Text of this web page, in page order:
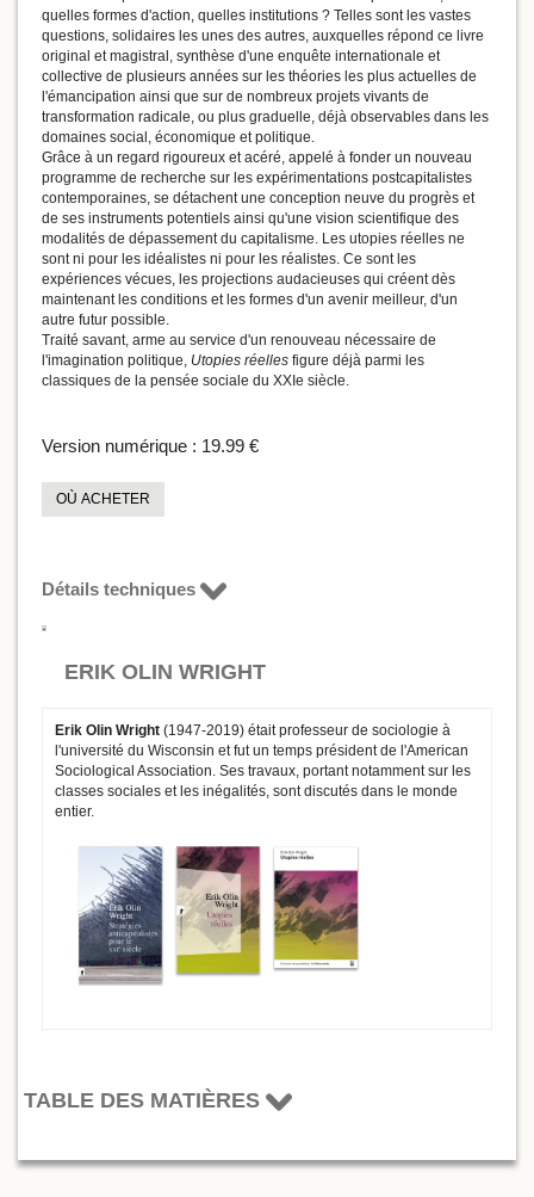
quelles formes d'action, quelles institutions ? Telles sont les vastes
questions, solidaires les unes des autres, auxquelles répond ce livre
original et magistral, synthèse d'une enquête internationale et
collective de plusieurs années sur les théories les plus actuelles de
l'émancipation ainsi que sur de nombreux projets vivants de
transformation radicale, ou plus graduelle, déjà observables dans les
domaines social, économique et politique.
Grâce à un regard rigoureux et acéré, appelé à fonder un nouveau
programme de recherche sur les expérimentations postcapitalistes
contemporaines, se détachent une conception neuve du progrès et
de ses instruments potentiels ainsi qu'une vision scientifique des
modalités de dépassement du capitalisme. Les utopies réelles ne
sont ni pour les idéalistes ni pour les réalistes. Ce sont les
expériences vécues, les projections audacieuses qui créent dès
maintenant les conditions et les formes d'un avenir meilleur, d'un
autre futur possible.
Traité savant, arme au service d'un renouveau nécessaire de
l'imagination politique, Utopies réelles figure déjà parmi les
classiques de la pensée sociale du XXIe siècle.
Version numérique : 19.99 €
OÙ ACHETER
Détails techniques
ERIK OLIN WRIGHT
Erik Olin Wright (1947-2019) était professeur de sociologie à
l'université du Wisconsin et fut un temps président de l'American
Sociological Association. Ses travaux, portant notamment sur les
classes sociales et les inégalités, sont discutés dans le monde
entier.
TABLE DES MATIÈRES